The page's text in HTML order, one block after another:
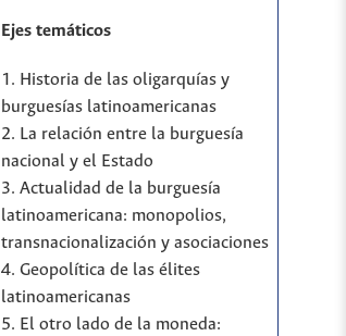
Ejes temáticos
1. Historia de las oligarquías y
burguesías latinoamericanas
2. La relación entre la burguesía
nacional y el Estado
3. Actualidad de la burguesía
latinoamericana: monopolios,
transnacionalización y asociaciones
4. Geopolítica de las élites
latinoamericanas
5. El otro lado de la moneda: